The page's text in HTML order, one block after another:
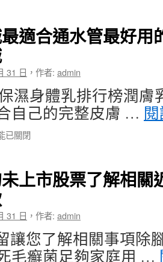
適合通水管最好用
31 日 ， 作者: admin
濕身體乳排行榜潤膚
自己的完整皮膚 …
已關閉
上市股票了解相關
31 日 ， 作者: admin
讓您了解相關事項除
毛癬菌足夠家庭用 …